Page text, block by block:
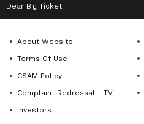
Dear Big Ticket
About Website
Terms Of Use
CSAM Policy
Complaint Redressal - TV
Investors